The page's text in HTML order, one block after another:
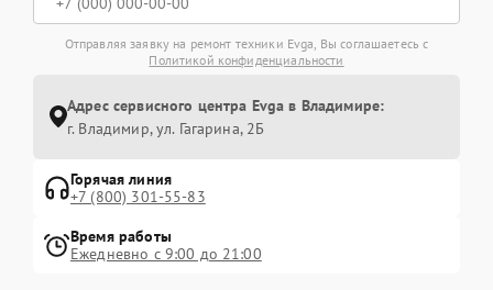
Отправляя заявку на ремонт техники Evga, Вы соглашаетесь с
Политикой конфиденциальности
Адрес сервисного центра Evga в Владимире:
г. Владимир, ул. Гагарина, 2Б
Горячая линия
+7 (800) 301-55-83
Время работы
Ежедневно с 9:00 до 21:00